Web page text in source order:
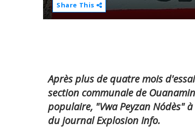
Share This
Après plus de quatre mois
section communale de
populaire, "Vwa Peyzan Nódès"
du journal Explosion Info.